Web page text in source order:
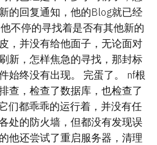
的回复通知，他的Blog就已经
不停的寻找着是否有其他新的
，并没有给他面子，无论面对
新，怎样焦急的寻找，那封标
始终没有出现。 完蛋了。 nf根
查，检查了数据库，也检查了
们都乖乖的运行着，并没有任
处的防火墙，但都没有发现误
他还尝试了重启服务器，清理